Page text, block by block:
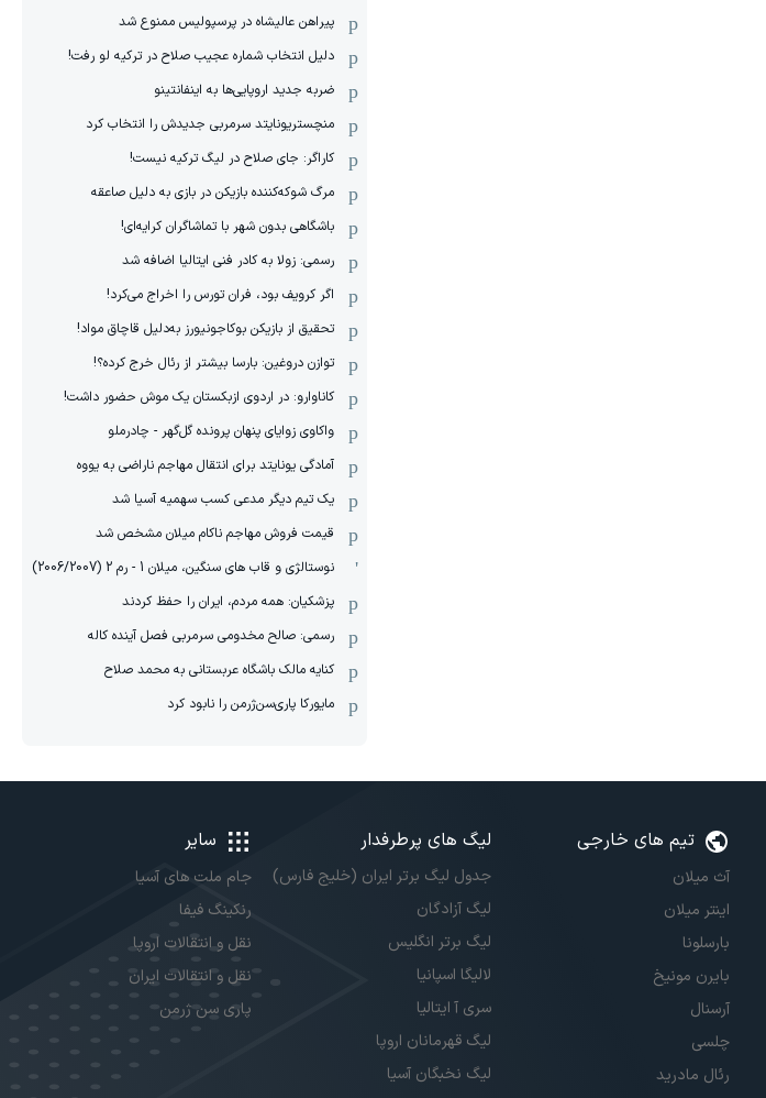
پیراهن عالیشاه در پرسپولیس ممنوع شد
دلیل انتخاب شماره عجیب صلاح در ترکیه لو رفت!
ضربه جدید اروپایی‌ها به اینفانتینو
منچستریونایتد سرمربی جدیدش را انتخاب کرد
کاراگر: جای صلاح در لیگ ترکیه نیست!
مرگ شوکه‌کننده بازیکن در بازی به دلیل صاعقه
باشگاهی بدون شهر با تماشاگران کرایه‌ای!
رسمی: زولا به کادر فنی ایتالیا اضافه شد
اگر کرویف بود، فران تورس را اخراج می‌کرد!
تحقیق از بازیکن بوکاجونیورز به‌دلیل قاچاق مواد!
توازن دروغین: بارسا بیشتر از رئال خرج کرده؟!
کاناوارو: در اردوی ازبکستان یک موش حضور داشت!
واکاوی زوایای پنهان پرونده گل‌گهر - چادرملو
آمادگی یونایتد برای انتقال مهاجم ناراضی به یووه
یک تیم دیگر مدعی کسب سهمیه آسیا شد
قیمت فروش مهاجم ناکام میلان مشخص شد
نوستالژی و قاب های سنگین، میلان 1 - رم 2 (2006/2007)
پزشکیان: همه مردم، ایران را حفظ کردند
رسمی: صالح مخدومی سرمربی فصل آینده کاله
کنایه مالک باشگاه عربستانی به محمد صلاح
مایورکا پاری‌سن‌ژرمن را نابود کرد
تیم های خارجی
آث میلان
اینتر میلان
بارسلونا
بایرن مونیخ
آرسنال
چلسی
رئال مادرید
لیگ های پرطرفدار
جدول لیگ برتر ایران (خلیج فارس)
لیگ آزادگان
لیگ برتر انگلیس
لالیگا اسپانیا
سری آ ایتالیا
لیگ قهرمانان اروپا
لیگ نخبگان آسیا
سایر
جام ملت های آسیا
رنکینگ فیفا
نقل و انتقالات اروپا
نقل و انتقالات ایران
پاری سن ژرمن